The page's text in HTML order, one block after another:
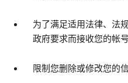
为了满足适用法律、法
政府要求而接收您的帐
限制您删除或修改您的